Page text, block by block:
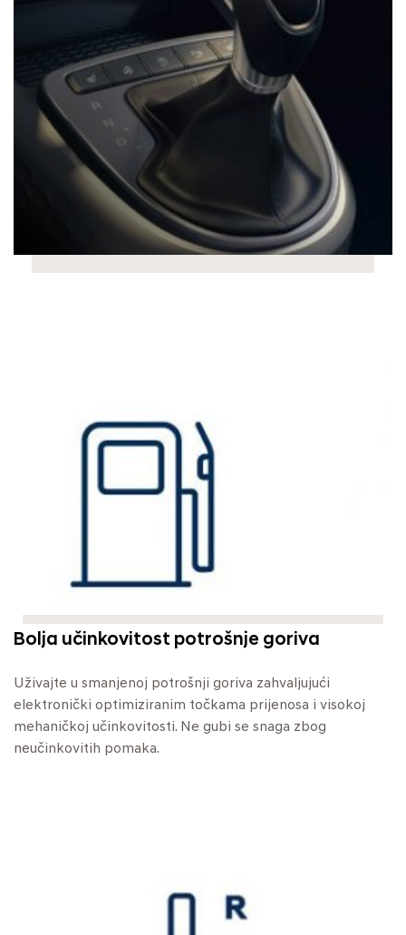
Bolja učinkovitost potrošnje goriva
Uživajte u smanjenoj potrošnji goriva zahvaljujući
elektronički optimiziranim točkama prijenosa i visokoj
mehaničkoj učinkovitosti. Ne gubi se snaga zbog
neučinkovitih pomaka.